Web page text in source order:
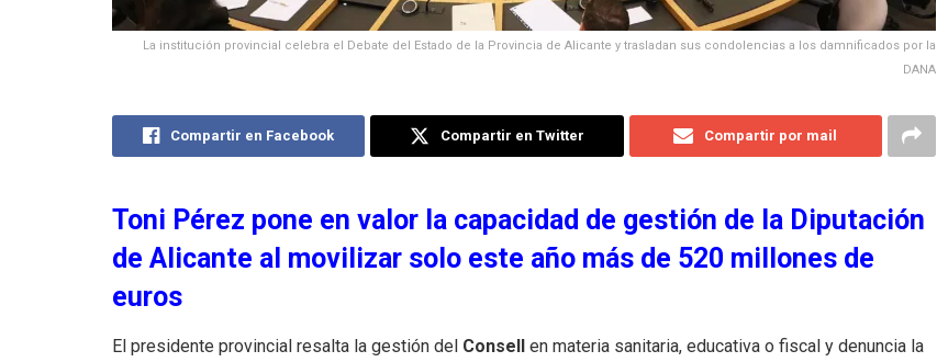
La institución provincial celebra el Debate del Estado de la Provincia de Alicante y trasladan sus condolencias a los damnificados por la
DANA
Compartir en Facebook Compartir en Twitter Compartir por mail
Toni Pérez pone en valor la capacidad de gestión de la Diputación
de Alicante al movilizar solo este año más de 520 millones de
euros
El presidente provincial resalta la gestión del Consell en materia sanitaria, educativa o fiscal y denuncia la